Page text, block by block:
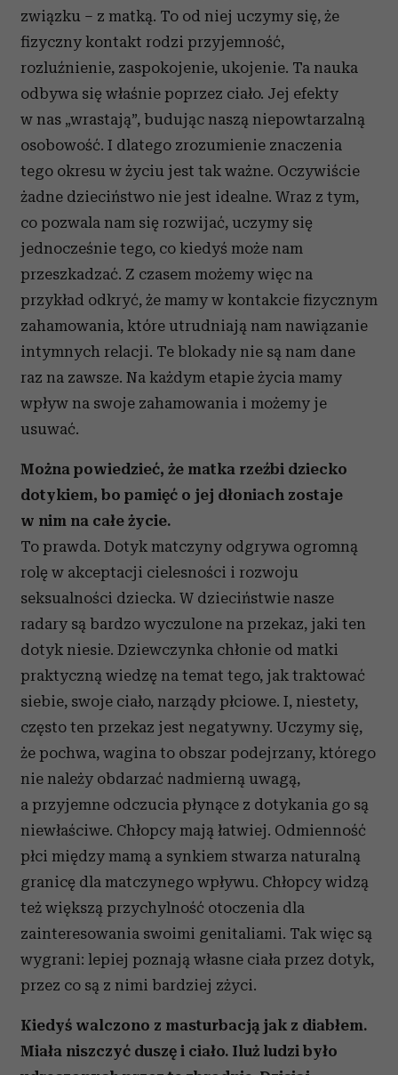
związku – z matką. To od niej uczymy się, że
fizyczny kontakt rodzi przyjemność,
rozluźnienie, zaspokojenie, ukojenie. Ta nauka
odbywa się właśnie poprzez ciało. Jej efekty
w nas „wrastają”, budując naszą niepowtarzalną
osobowość. I dlatego zrozumienie znaczenia
tego okresu w życiu jest tak ważne. Oczywiście
żadne dzieciństwo nie jest idealne. Wraz z tym,
co pozwala nam się rozwijać, uczymy się
jednocześnie tego, co kiedyś może nam
przeszkadzać. Z czasem możemy więc na
przykład odkryć, że mamy w kontakcie fizycznym
zahamowania, które utrudniają nam nawiązanie
intymnych relacji. Te blokady nie są nam dane
raz na zawsze. Na każdym etapie życia mamy
wpływ na swoje zahamowania i możemy je
usuwać.
Można powiedzieć, że matka rzeźbi dziecko
dotykiem, bo pamięć o jej dłoniach zostaje
w nim na całe życie.
To prawda. Dotyk matczyny odgrywa ogromną
rolę w akceptacji cielesności i rozwoju
seksualności dziecka. W dzieciństwie nasze
radary są bardzo wyczulone na przekaz, jaki ten
dotyk niesie. Dziewczynka chłonie od matki
praktyczną wiedzę na temat tego, jak traktować
siebie, swoje ciało, narządy płciowe. I, niestety,
często ten przekaz jest negatywny. Uczymy się,
że pochwa, wagina to obszar podejrzany, którego
nie należy obdarzać nadmierną uwagą,
a przyjemne odczucia płynące z dotykania go są
niewłaściwe. Chłopcy mają łatwiej. Odmienność
płci między mamą a synkiem stwarza naturalną
granicę dla matczynego wpływu. Chłopcy widzą
też większą przychylność otoczenia dla
zainteresowania swoimi genitaliami. Tak więc są
wygrani: lepiej poznają własne ciała przez dotyk,
przez co są z nimi bardziej zżyci.
Kiedyś walczono z masturbacją jak z diabłem.
Miała niszczyć duszę i ciało. Iluż ludzi było